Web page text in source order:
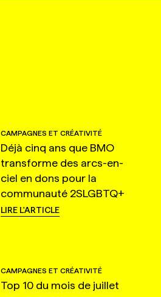
CAMPAGNES ET CRÉATIVITÉ
Déjà cinq ans que BMO
transforme des arcs-en-
ciel en dons pour la
communauté 2SLGBTQ+
LIRE L'ARTICLE
CAMPAGNES ET CRÉATIVITÉ
Top 10 du mois de juillet